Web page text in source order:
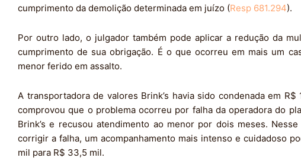
cumprimento da demolição determinada em juízo (Resp 681.294).
Por outro lado, o julgador também pode aplicar a redução da
cumprimento de sua obrigação. É o que ocorreu em mais um
menor ferido em assalto.
A transportadora de valores Brink’s havia sido condenada em
comprovou que o problema ocorreu por falha da operadora do
Brink’s e recusou atendimento ao menor por dois meses.
corrigir a falha, um acompanhamento mais intenso e cuidadoso
mil para R$ 33,5 mil.